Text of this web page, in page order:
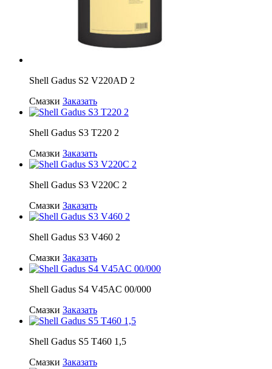
Shell Gadus S2 V220AD 2
Смазки Заказать
Shell Gadus S3 T220 2
Смазки Заказать
Shell Gadus S3 V220C 2
Смазки Заказать
Shell Gadus S3 V460 2
Смазки Заказать
Shell Gadus S4 V45AC 00/000
Смазки Заказать
Shell Gadus S5 T460 1,5
Смазки Заказать